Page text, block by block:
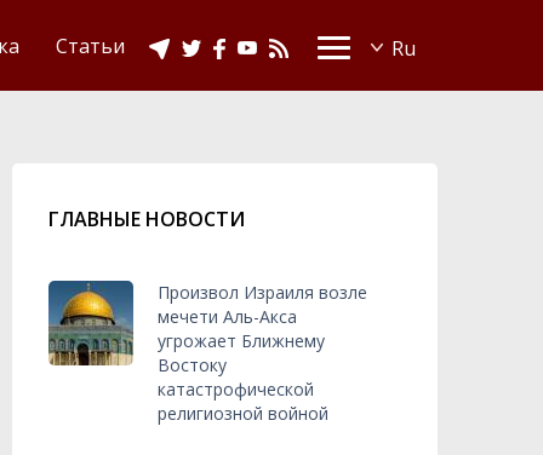
Статьи
ГЛАВНЫЕ НОВОСТИ
Произвол Израиля возле
мечети Аль-Акса
угрожает Ближнему
Востоку
катастрофической
религиозной войной